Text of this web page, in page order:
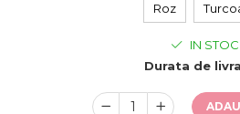
Roz
IN STOC
Durata de